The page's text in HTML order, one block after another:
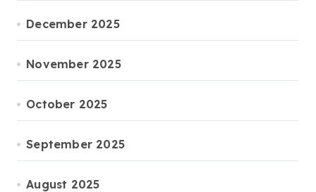
December 2025
November 2025
October 2025
September 2025
August 2025